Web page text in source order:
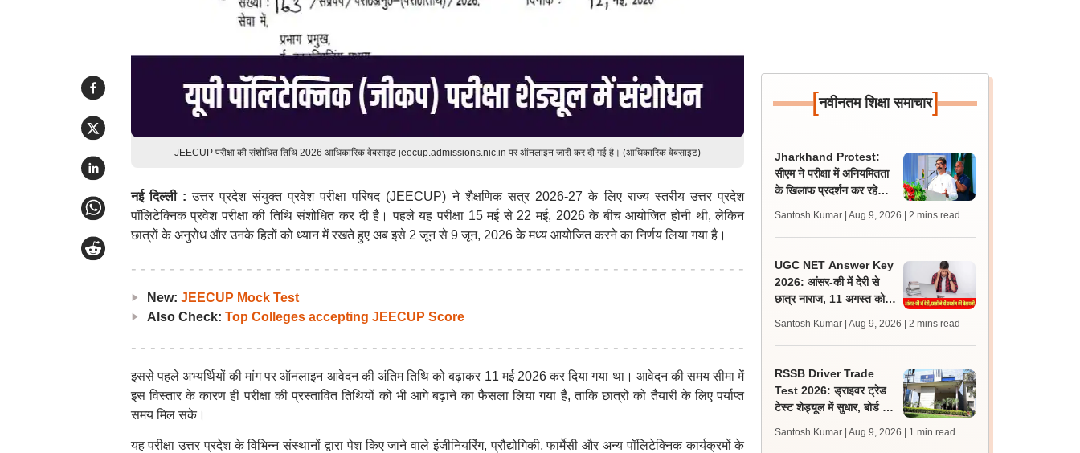
JEECUP परीक्षा की संशोधित तिथि 2026 आधिकारिक वेबसाइट jeecup.admissions.nic.in पर ऑनलाइन जारी कर दी गई है। (आधिकारिक वेबसाइट)
नई दिल्ली : उत्तर प्रदेश संयुक्त प्रवेश परीक्षा परिषद (JEECUP) ने शैक्षणिक सत्र 2026-27 के लिए राज्य स्तरीय उत्तर प्रदेश
पॉलिटेक्निक प्रवेश परीक्षा की तिथि संशोधित कर दी है। पहले यह परीक्षा 15 मई से 22 मई, 2026 के बीच आयोजित होनी थी, लेकिन
छात्रों के अनुरोध और उनके हितों को ध्यान में रखते हुए अब इसे 2 जून से 9 जून, 2026 के मध्य आयोजित करने का निर्णय लिया गया है।
New: JEECUP Mock Test
Also Check: Top Colleges accepting JEECUP Score
इससे पहले अभ्यर्थियों की मांग पर ऑनलाइन आवेदन की अंतिम तिथि को बढ़ाकर 11 मई 2026 कर दिया गया था। आवेदन की समय सीमा में
इस विस्तार के कारण ही परीक्षा की प्रस्तावित तिथियों को भी आगे बढ़ाने का फैसला लिया गया है, ताकि छात्रों को तैयारी के लिए पर्याप्त
समय मिल सके।
यह परीक्षा उत्तर प्रदेश के विभिन्न संस्थानों द्वारा पेश किए जाने वाले इंजीनियरिंग, प्रौद्योगिकी, फार्मेसी और अन्य पॉलिटेक्निक कार्यक्रमों के
[नवीनतम शिक्षा समाचार]
Jharkhand Protest:
सीएम ने परीक्षा में अनियमितता
के खिलाफ प्रदर्शन कर रहे
Santosh Kumar | Aug 9, 2026 | 2 mins read
UGC NET Answer Key
2026: आंसर-की में देरी से
छात्र नाराज, 11 अगस्त को
Santosh Kumar | Aug 9, 2026 | 2 mins read
RSSB Driver Trade
Test 2026: ड्राइवर ट्रेड
टेस्ट शेड्यूल में सुधार, बोर्ड ने
Santosh Kumar | Aug 9, 2026 | 1 min read